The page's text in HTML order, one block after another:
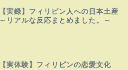
【実録】フィリピン人への日本土産
～リアルな反応まとめました。～
【実体験】フィリピンの恋愛文化